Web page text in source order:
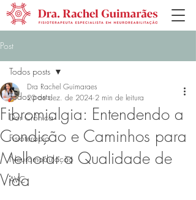
Post
Todos posts
Dor Crônica
Fisioterapia
Neuromodulação
AVC
Todos posts
Fibromialgia: Entendendo a
Condição e Caminhos para
Melhorar a Qualidade de
Vida
Dra Rachel Guimaraes
20 de dez. de 2024 2 min de leitura